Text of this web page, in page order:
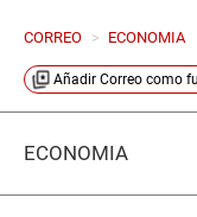
CORREO > ECONOMIA
Añadir Correo como
ECONOMÍA